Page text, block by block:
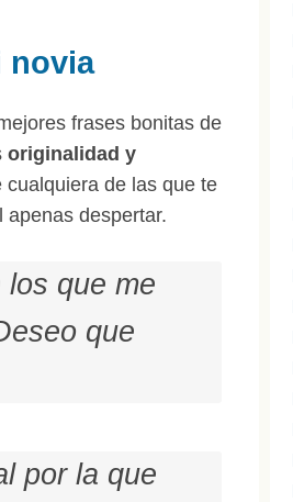
novia
frases bonitas de
originalidad y
de las que te
despertar.
que me
que
por la que